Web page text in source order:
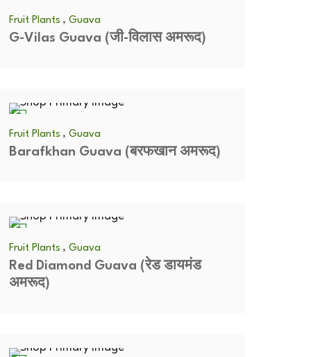
Fruit Plants , Guava
G-Vilas Guava (जी-विलास अमरूद)
Fruit Plants , Guava
Barafkhan Guava (बरफखान अमरूद)
Fruit Plants , Guava
Red Diamond Guava (रेड डायमंड
अमरूद)